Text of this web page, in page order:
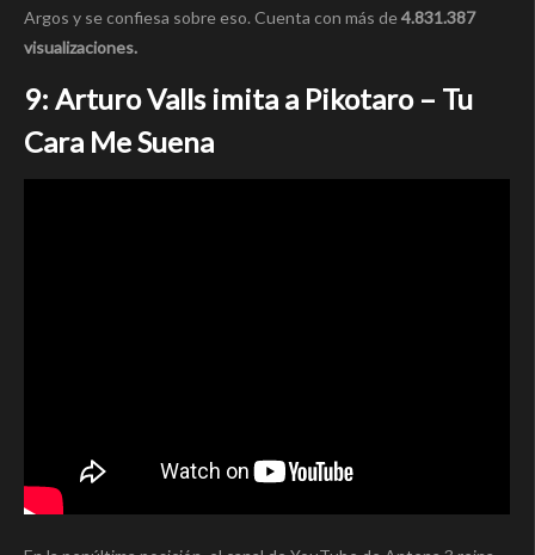
Argos y se confiesa sobre eso. Cuenta con más de4.831.387
visualizaciones.
9: Arturo Valls imita a Pikotaro – Tu
Cara Me Suena